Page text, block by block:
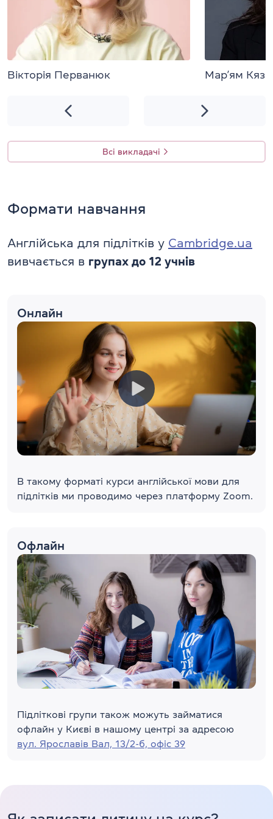
Вікторія Перванюк Мар’ям
Всі викладачі
Формати навчання
Англійська для підлітків у Cambridge.ua
вивчається в групах до 12 учнів
Онлайн
В такому форматі курси англійської мови для
підлітків ми проводимо через платформу Zoom.
Офлайн
Підліткові групи також можуть займатися
офлайн у Києві в нашому центрі за адресою
вул. Ярославів Вал, 13/2-б, офіс 39